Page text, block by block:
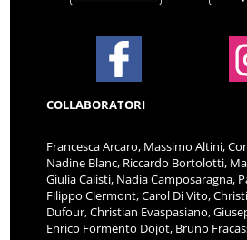
COLLABORATORI
Francesca Arcaro, Massimo Altini,
Nadine Blanc, Riccardo Bortolotti,
Giulia Calisti, Nadia Camposaragna,
Filippo Clermont, Carol Di Vito,
Dufour, Christian Evaspasiano,
Enrico Formento Dojot, Bruno